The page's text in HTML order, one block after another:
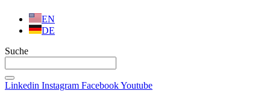
EN
DE
Suche
Linkedin Instagram FacebookYoutube